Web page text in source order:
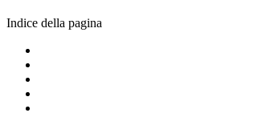
Indice della pagina